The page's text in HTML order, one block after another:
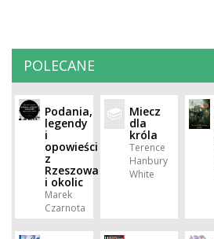
POLECANE
Podania,
legendy
i
opowieści
z
Rzeszowa
i okolic
Marek
Czarnota
Miecz
dla
króla
Terence
Hanbury
White